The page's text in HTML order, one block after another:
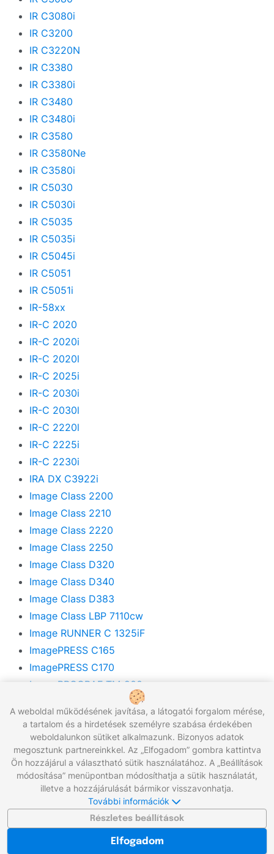
IR C3080i
IR C3200
IR C3220N
IR C3380
IR C3380i
IR C3480
IR C3480i
IR C3580
IR C3580Ne
IR C3580i
IR C5030
IR C5030i
IR C5035
IR C5035i
IR C5045i
IR C5051
IR C5051i
IR-58xx
IR-C 2020
IR-C 2020i
IR-C 2020l
IR-C 2025i
IR-C 2030i
IR-C 2030l
IR-C 2220l
IR-C 2225i
IR-C 2230i
IRA DX C3922i
Image Class 2200
Image Class 2210
Image Class 2220
Image Class 2250
Image Class D320
Image Class D340
Image Class D383
Image Class LBP 7110cw
Image RUNNER C 1325iF
ImagePRESS C165
ImagePRESS C170
ImagePROGRAF TM-200
ImagePROGRAF TM-205
ImagePROGRAF TM-300
ImagePROGRAF TM-305
ImagePROGRAF iPF 670
ImagePROGRAF iPF 680
ImagePROGRAF iPF 685
ImagePROGRAF iPF 770
ImagePROGRAF iPF 780
ImagePROGRAF iPF 785
A weboldal működésének javítása, a látogatói forgalom mérése,
a tartalom és a hirdetések személyre szabása érdekében
weboldalunkon sütiket alkalmazunk. Bizonyos adatok
megosztunk partnereinkkel. Az „Elfogadom” gombra kattintva
Ön hozzájárul a választható sütik használatához. A „Beállítások
módosítása” menüpontban módosíthatja a sütik használatát,
illetve a hozzájárulását bármikor visszavonhatja.
További információk
Részletes beállítások
Elfogadom